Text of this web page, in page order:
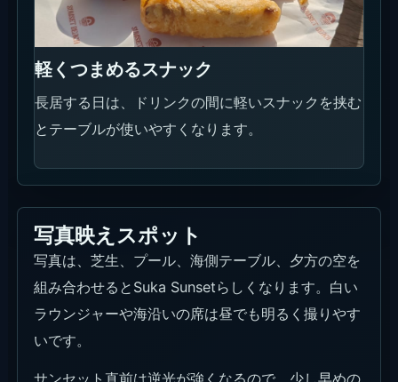
軽くつまめるスナック
長居する日は、ドリンクの間に軽いスナックを挟む
とテーブルが使いやすくなります。
写真映えスポット
写真は、芝生、プール、海側テーブル、夕方の空を
組み合わせるとSuka Sunsetらしくなります。白い
ラウンジャーや海沿いの席は昼でも明るく撮りやす
いです。